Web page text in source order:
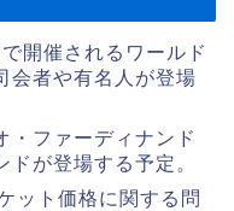
開催されるワールド
会者や有名人が登場
・ファーディナンド
が登場する予定。
ット価格に関する問